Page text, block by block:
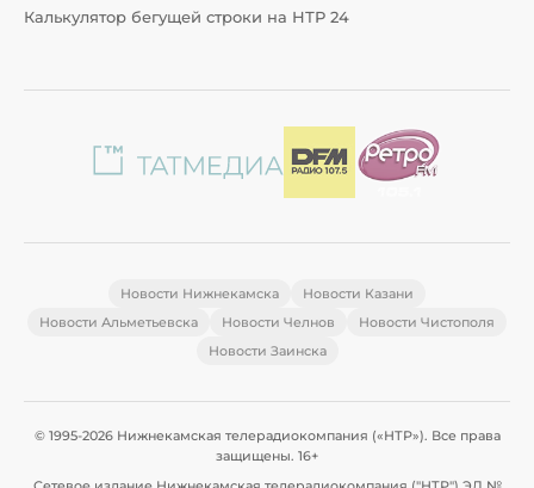
Калькулятор бегущей строки на НТР 24
Новости Нижнекамска
Новости Казани
Новости Альметьевска
Новости Челнов
Новости Чистополя
Новости Заинска
© 1995-2026 Нижнекамская телерадиокомпания («НТР»). Все права
защищены. 16+